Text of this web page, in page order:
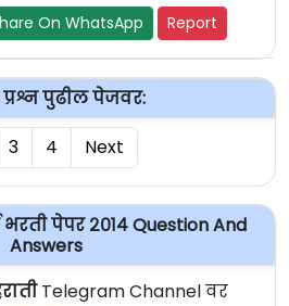
On WhatsApp Report
पुढील पेजवर:
3 4 Next
भरती पेपर २०१४ Question And
Answers
Telegram Channel वर